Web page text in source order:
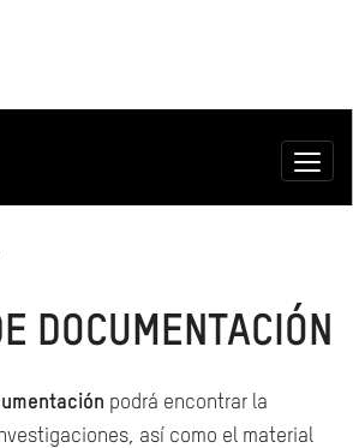
DOCUMENTACIÓN
podrá encontrar la
así como el material